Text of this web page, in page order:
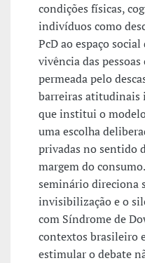
condições físicas,
indivíduos como
PcD ao espaço
vivência das
permeada pelo
barreiras atitudinais
que institui o
uma escolha
privadas no sentido
margem do
seminário direciona
invisibilização e o
com Síndrome de
contextos brasileiro
estimular o debate